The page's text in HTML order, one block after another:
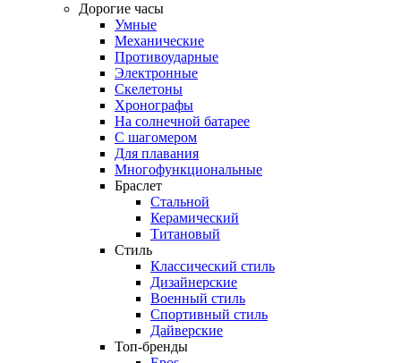
Дорогие часы
Умные
Механические
Противоударные
Электронные
Скелетоны
Хронографы
На солнечной батарее
С шагомером
Для плавания
Многофункциональные
Браслет
Стальной
Керамический
Титановый
Стиль
Классический стиль
Дизайнерские
Военный стиль
Спортивный стиль
Дайверские
Топ-бренды